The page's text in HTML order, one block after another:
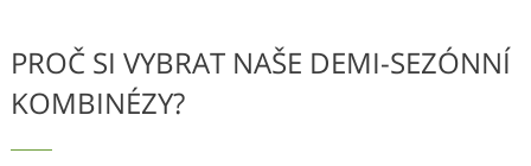
PROČ SI VYBRAT NAŠE DEMI-SEZÓNNÍ
KOMBINÉZY?